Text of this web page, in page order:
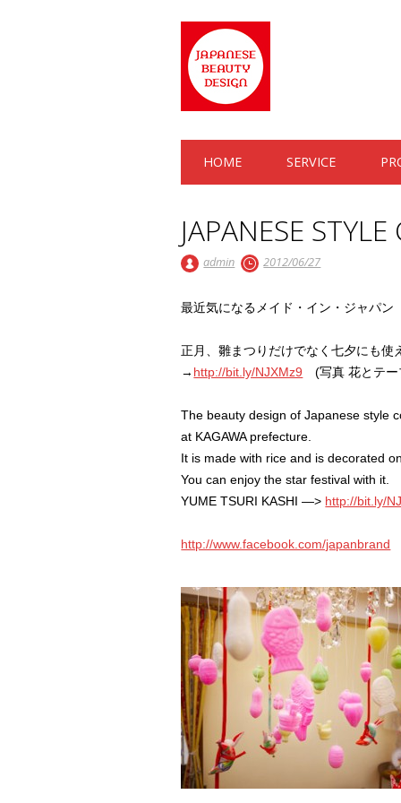
Main menu
HOME SERVICE
JAPANESE
admin 2012/06/27
最近気になるメイド・イン・ジャパン
正月、雛まつりだけでなく七夕にも使
→ http://bit.ly/NJXMz9 (写真 花とテ
The beauty design of Japanese style
at KAGAWA prefecture.
It is made with rice and is decorated
You can enjoy the star festival with it.
YUME TSURI KASHI —> http://bit.ly/
http://www.facebook.com/japanbrand